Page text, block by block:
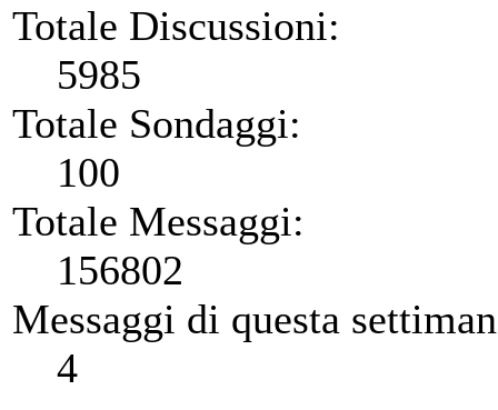
Totale Discussioni:
5985
Totale Sondaggi:
100
Totale Messaggi:
156802
Messaggi di questa
4